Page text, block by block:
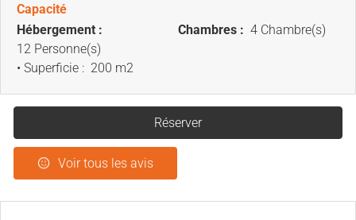
Capacité
Hébergement :
12 Personne(s)
• Superficie : 200 m2
Chambres : 4 Chambre(s)
Réserver
Voir tous les avis